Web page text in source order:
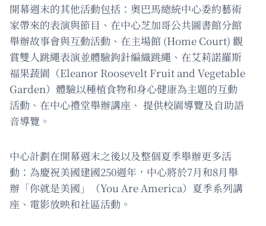
開幕週末的其他活動包括：奧巴馬總統中心委約藝術
家帶來的表演與節目、在中心芝加哥公共圖書館分館
舉辦故事會與互動活動、在主場館 (Home Court) 觀
賞雙人跳繩表演並體驗鉤針編織跳繩、在艾莉諾羅斯
福果蔬園（Eleanor Roosevelt Fruit and Vegetable
Garden）體驗以種植食物和身心健康為主題的互動
活動、在中心禮堂舉辦講座、 提供校園導覽及自助語
音導覽。
中心計劃在開幕週末之後以及整個夏季舉辦更多活
動：為慶祝美國建國250週年，中心將於7月和8月舉
辦「你就是美國」（You Are America）夏季系列講
座、電影放映和社區活動。